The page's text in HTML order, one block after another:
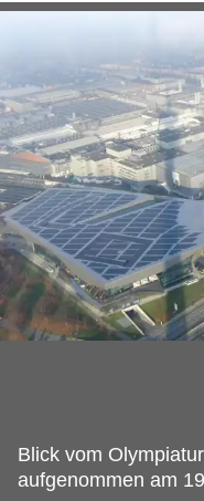
Blick vom
aufgenommen am